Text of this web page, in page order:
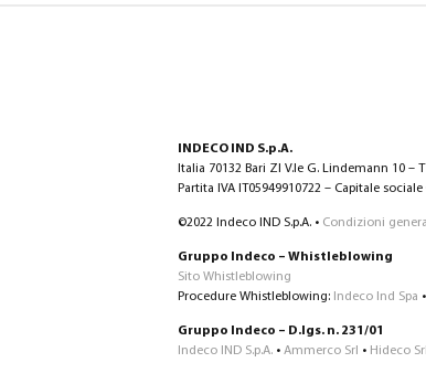
INDECO IND S.p.A.
Italia 70132 Bari ZI V.le G. Lindemann 10 –
Partita IVA IT05949910722 – Capitale sociale
©2022 Indeco IND S.p.A. • Condizioni
Gruppo Indeco – Whistleblowing
Sito Whistleblowing
Procedure Whistleblowing: Indeco Ind Spa •
Gruppo Indeco – D.lgs. n. 231/01
Indeco IND S.p.A. • Ammerco Srl • Hideco Srl